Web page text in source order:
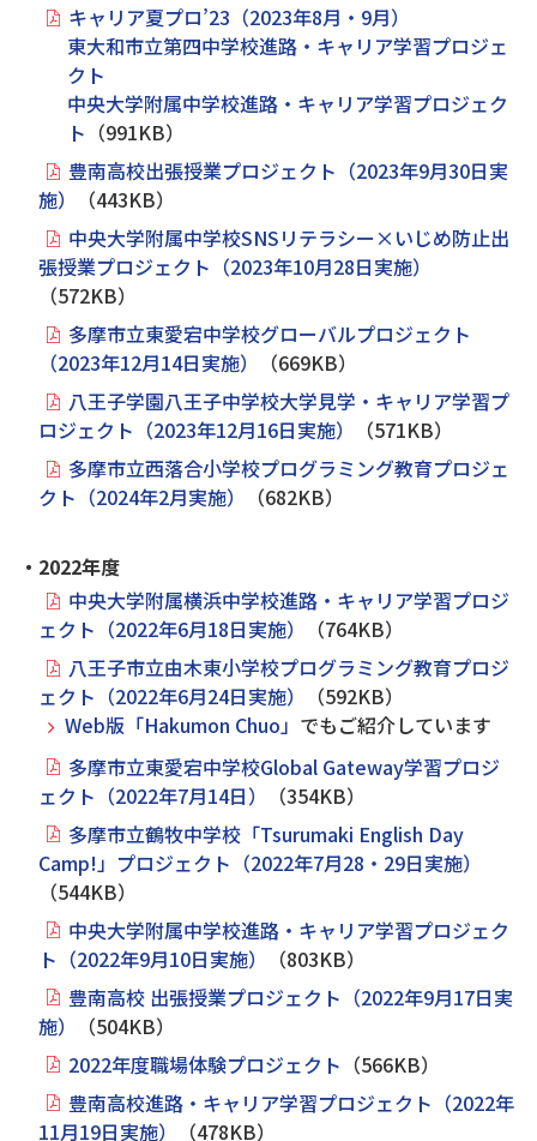
キャリア夏プロ’23（2023年8月・9月）
東大和市立第四中学校進路・キャリア学習プロジェ
クト
中央大学附属中学校進路・キャリア学習プロジェク
ト （991KB）
豊南高校出張授業プロジェクト（2023年9月30日実
施）
（443KB）
中央大学附属中学校SNSリテラシー×いじめ防止出
張授業プロジェクト（2023年10月28日実施）
（572KB）
多摩市立東愛宕中学校グローバルプロジェクト
（2023年12月14日実施）
（669KB）
八王子学園八王子中学校大学見学・キャリア学習プ
ロジェクト（2023年12月16日実施）
（571KB）
多摩市立西落合小学校プログラミング教育プロジェ
クト（2024年2月実施）
（682KB）
・2022年度
中央大学附属横浜中学校進路・キャリア学習プロジ
ェクト（2022年6月18日実施）
（764KB）
八王子市立由木東小学校プログラミング教育プロジ
ェクト（2022年6月24日実施）
（592KB）
Web版「Hakumon Chuo」 でもご紹介しています
多摩市立東愛宕中学校Global Gateway学習プロジ
ェクト（2022年7月14日）
（354KB）
多摩市立鶴牧中学校「Tsurumaki English Day
Camp!」プロジェクト（2022年7月28・29日実施）
（544KB）
中央大学附属中学校進路・キャリア学習プロジェク
ト（2022年9月10日実施）
（803KB）
豊南高校 出張授業プロジェクト（2022年9月17日実
施）
（504KB）
2022年度職場体験プロジェクト （566KB）
豊南高校進路・キャリア学習プロジェクト（2022年
11月19日実施）
（478KB）